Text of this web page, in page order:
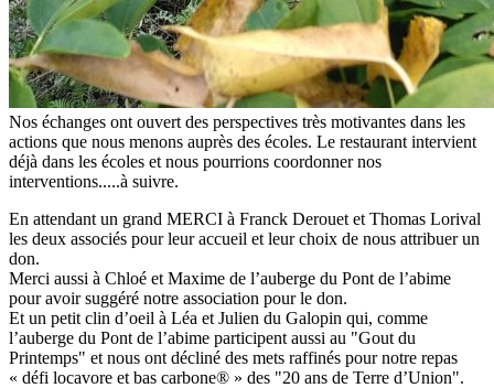
Nos échanges ont ouvert des perspectives très motivantes dans les
actions que nous menons auprès des écoles. Le restaurant intervient
déjà dans les écoles et nous pourrions coordonner nos
interventions.....à suivre.
En attendant un grand MERCI à Franck Derouet et Thomas Lorival
les deux associés pour leur accueil et leur choix de nous attribuer un
don.
Merci aussi à Chloé et Maxime de l’auberge du Pont de l’abime
pour avoir suggéré notre association pour le don.
Et un petit clin d’oeil à Léa et Julien du Galopin qui, comme
l’auberge du Pont de l’abime participent aussi au "Gout du
Printemps" et nous ont décliné des mets raffinés pour notre repas
« défi locavore et bas carbone® » des "20 ans de Terre d’Union".